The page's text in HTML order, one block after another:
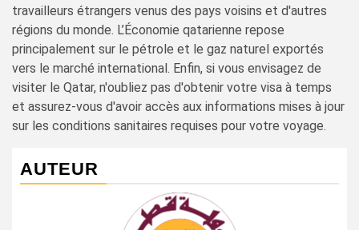
travailleurs étrangers venus des pays voisins et d'autres
régions du monde. L’Économie qatarienne repose
principalement sur le pétrole et le gaz naturel exportés
vers le marché international. Enfin, si vous envisagez de
visiter le Qatar, n'oubliez pas d'obtenir votre visa à temps
et assurez-vous d'avoir accès aux informations mises à jour
sur les conditions sanitaires requises pour votre voyage.
AUTEUR